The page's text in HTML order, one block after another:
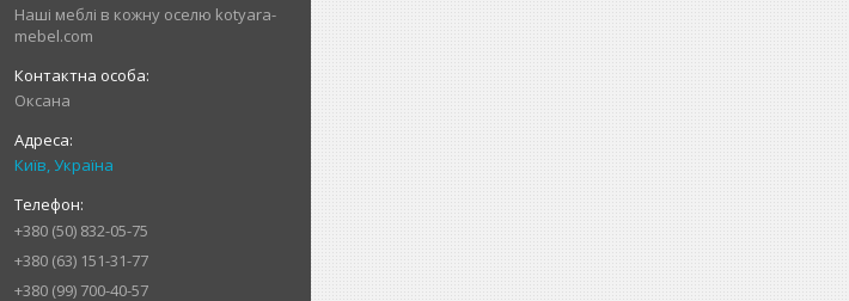
Наші меблі в кожну оселю kotyara-
mebel.com
Оксана
Київ, Україна
+380 (50) 832-05-75
+380 (63) 151-31-77
+380 (99) 700-40-57